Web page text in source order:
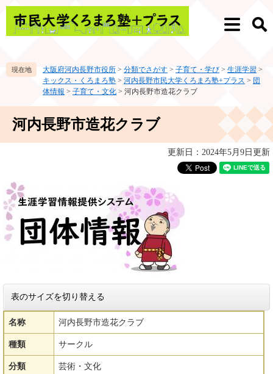
ペ
メ
て
メ
検
大阪府河内長野市役所 > 分類でさがす > 子育て・学び > 生涯学習 >
キックス・くろまろ塾 > 河内長野市民大学くろまろ塾+プラス > 団
体情報 > 子育て・文化 > 河内長野市造花クラブ
河内長野市造花クラブ
更新日：2024年5月9日更新
表のサイズを切り替える
名称 河内長野市造花クラブ
種類 サークル
分類 芸術・文化